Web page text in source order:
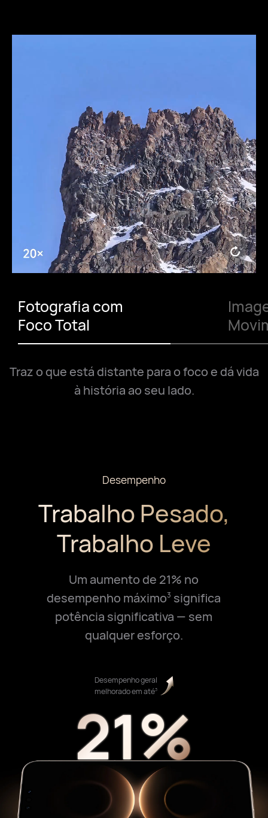
Fotografia com
Foco Total
Traz o que está distante para o foco e dá vida
à história ao seu lado.
Desempenho
Trabalho Pesado,
Trabalho Leve
Um aumento de 21% no
desempenho máximo3 significa
potência significativa — sem
qualquer esforço.
Desempenho geral
melhorado em até3
21%
21%